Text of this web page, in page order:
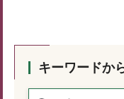
キーワードか